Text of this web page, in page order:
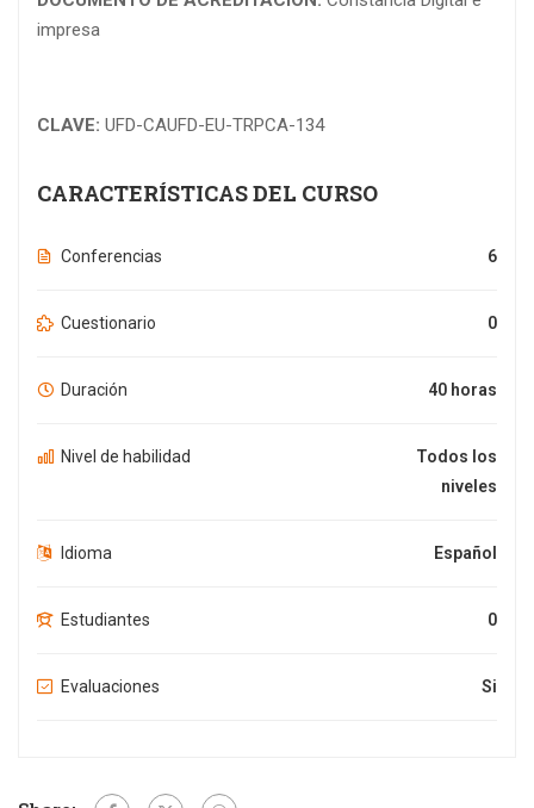
impresa
CLAVE: UFD-CAUFD-EU-TRPCA-134
CARACTERÍSTICAS DEL CURSO
Conferencias 6
Cuestionario 0
Duración 40 horas
Nivel de habilidad
Todos los
niveles
Idioma Español
Estudiantes 0
Evaluaciones Si